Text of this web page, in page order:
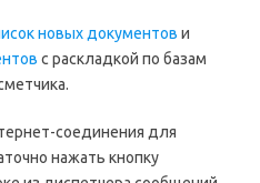
новых документов и
с раскладкой по базам
соединения для
нажать кнопку